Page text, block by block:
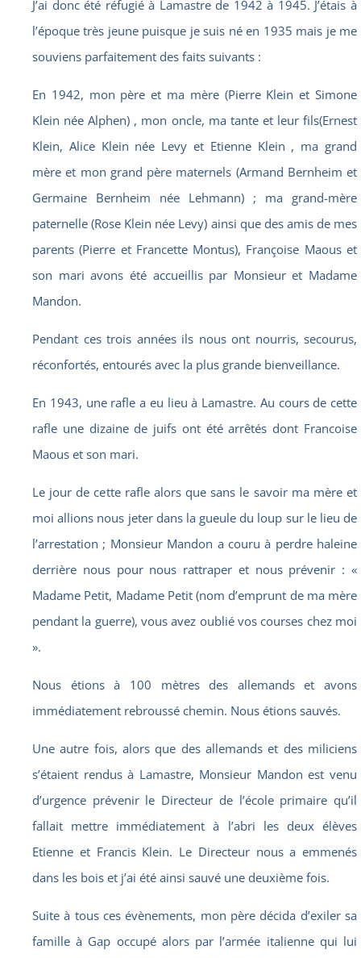
J’ai donc été réfugié à Lamastre de 1942 à 1945. J’étais à
l’époque très jeune puisque je suis né en 1935 mais je me
souviens parfaitement des faits suivants :
En 1942, mon père et ma mère (Pierre Klein et Simone
Klein née Alphen) , mon oncle, ma tante et leur fils(Ernest
Klein, Alice Klein née Levy et Etienne Klein , ma grand
mère et mon grand père maternels (Armand Bernheim et
Germaine Bernheim née Lehmann) ; ma grand-mère
paternelle (Rose Klein née Levy) ainsi que des amis de mes
parents (Pierre et Francette Montus), Françoise Maous et
son mari avons été accueillis par Monsieur et Madame
Mandon.
Pendant ces trois années ils nous ont nourris, secourus,
réconfortés, entourés avec la plus grande bienveillance.
En 1943, une rafle a eu lieu à Lamastre. Au cours de cette
rafle une dizaine de juifs ont été arrêtés dont Francoise
Maous et son mari.
Le jour de cette rafle alors que sans le savoir ma mère et
moi allions nous jeter dans la gueule du loup sur le lieu de
l’arrestation ; Monsieur Mandon a couru à perdre haleine
derrière nous pour nous rattraper et nous prévenir : «
Madame Petit, Madame Petit (nom d’emprunt de ma mère
pendant la guerre), vous avez oublié vos courses chez moi
».
Nous étions à 100 mètres des allemands et avons
immédiatement rebroussé chemin. Nous étions sauvés.
Une autre fois, alors que des allemands et des miliciens
s’étaient rendus à Lamastre, Monsieur Mandon est venu
d’urgence prévenir le Directeur de l’école primaire qu’il
fallait mettre immédiatement à l’abri les deux élèves
Etienne et Francis Klein. Le Directeur nous a emmenés
dans les bois et j’ai été ainsi sauvé une deuxième fois.
Suite à tous ces évènements, mon père décida d’exiler sa
famille à Gap occupé alors par l’armée italienne qui lui